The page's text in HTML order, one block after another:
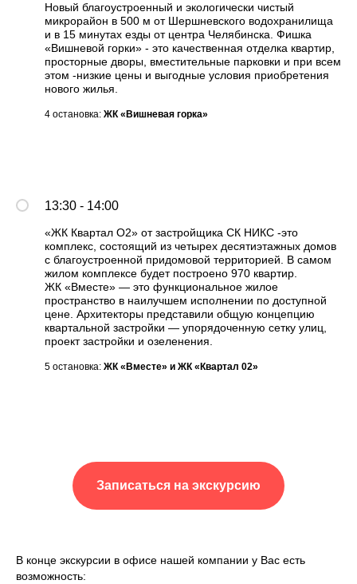
Новый благоустроенный и экологически чистый
микрорайон в 500 м от Шершневского водохранилища
и в 15 минутах езды от центра Челябинска. Фишка
«Вишневой горки» - это качественная отделка квартир,
просторные дворы, вместительные парковки и при всем
этом -низкие цены и выгодные условия приобретения
нового жилья.
4 остановка: ЖК « Вишневая горка»
13:30 - 14:00
«ЖК Квартал О2» от застройщика СК НИКС -это
комплекс, состоящий из четырех десятиэтажных домов
с благоустроенной придомовой территорией. В самом
жилом комплексе будет построено 970 квартир.
ЖК «Вместе» — это функциональное жилое
пространство в наилучшем исполнении по доступной
цене. Архитекторы представили общую концепцию
квартальной застройки — упорядоченную сетку улиц,
проект застройки и озеленения.
5 остановка: ЖК «Вместе» и ЖК «Квартал 02»
Записаться на экскурсию
В конце экскурсии в офисе нашей компании у Вас есть
возможность: